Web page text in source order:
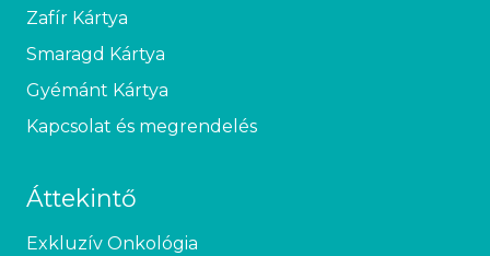
Zafír Kártya
Smaragd Kártya
Gyémánt Kártya
Kapcsolat és megrendelés
Áttekintő
Exkluzív Onkológia